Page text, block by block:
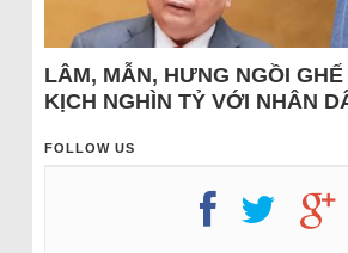
LÂM, MẪN, HƯNG NGỒI
KỊCH NGHÌN TỶ VỚI NHÂN
FOLLOW US